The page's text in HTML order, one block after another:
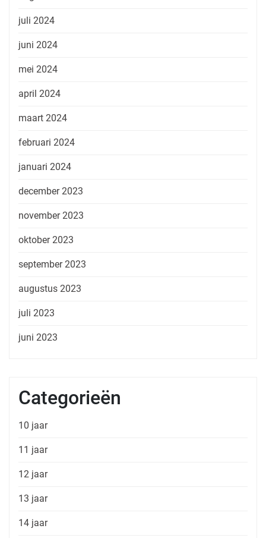
juli 2024
juni 2024
mei 2024
april 2024
maart 2024
februari 2024
januari 2024
december 2023
november 2023
oktober 2023
september 2023
augustus 2023
juli 2023
juni 2023
Categorieën
10 jaar
11 jaar
12 jaar
13 jaar
14 jaar